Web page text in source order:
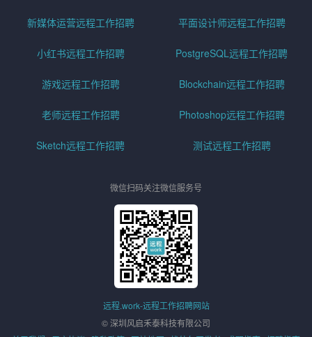
新媒体运营远程工作招聘 平面设计师远程工作招聘
小红书远程工作招聘 PostgreSQL远程工作招聘
游戏远程工作招聘 Blockchain远程工作招聘
老师远程工作招聘 Photoshop远程工作招聘
Sketch远程工作招聘 测试远程工作招聘
微信扫码关注微信服务号
远程.work-远程工作招聘网站
© 深圳风启禾泰科技有限公司